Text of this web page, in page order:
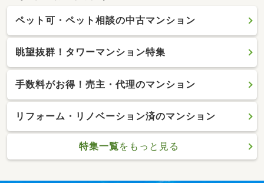
ペット可・ペット相談の中古マンション
眺望抜群！タワーマンション特集
手数料がお得！売主・代理のマンション
リフォーム・リノベーション済のマンション
特集一覧をもっと見る